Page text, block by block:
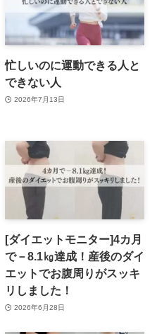
忙しいのに運動できる人と
できない人
2026年7月13日
[ダイエットモニター]4カ月
で－8.1㎏達成！産後のダイ
エットでお腹周りがスッキ
リしました！
2026年6月28日